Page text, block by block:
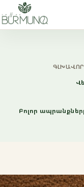
ԳԼԽԱՎՈՐ
Բոլոր